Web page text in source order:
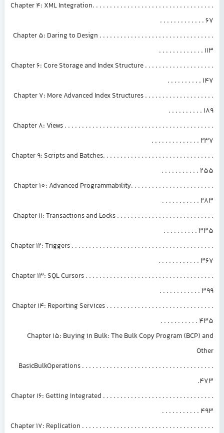
Chapter 4: XML Integration. . . . . . . . . . . . . . . . . . . . . . . . . . . . . . . . . . .
. . . . . . . . . . . . . 67
Chapter 5: Daring to Design . . . . . . . . . . . . . . . . . . . . . . . . . . . . . . . . .
. . . . . . . . . . . . . 113
Chapter 6: Core Storage and Index Structure . . . . . . . . . . . . . . . . . . . .
. . . . . . . . . . 147
Chapter 7: More Advanced Index Structures . . . . . . . . . . . . . . . . . . . .
. . . . . . . . . . 189
Chapter 8: Views . . . . . . . . . . . . . . . . . . . . . . . . . . . . . . . . . . . . . . . . . . .
. . . . . . . . . . . . . . 237
Chapter 9: Scripts and Batches. . . . . . . . . . . . . . . . . . . . . . . . . . . . . . . .
. . . . . . . . . . . 255
Chapter 10: Advanced Programmability. . . . . . . . . . . . . . . . . . . . . . . .
. . . . . . . . . . . 283
Chapter 11: Transactions and Locks . . . . . . . . . . . . . . . . . . . . . . . . . . . .
. . . . . . . . . . 335
Chapter 12: Triggers . . . . . . . . . . . . . . . . . . . . . . . . . . . . . . . . . . . . . . . . .
. . . . . . . . . . . . 367
Chapter 13: SQL Cursors . . . . . . . . . . . . . . . . . . . . . . . . . . . . . . . . . . . . .
. . . . . . . . . . . . 399
Chapter 14: Reporting Services . . . . . . . . . . . . . . . . . . . . . . . . . . . . . . .
. . . . . . . . . . . 435
Chapter 15: Buying in Bulk: The Bulk Copy Program (BCP) and
Other
BasicBulkOperations . . . . . . . . . . . . . . . . . . . . . . . . . . . . . . . . . . . . . .
.473
Chapter 16: Getting Integrated . . . . . . . . . . . . . . . . . . . . . . . . . . . . . . . .
. . . . . . . . . . . 493
Chapter 17: Replication . . . . . . . . . . . . . . . . . . . . . . . . . . . . . . . . . . . . . .